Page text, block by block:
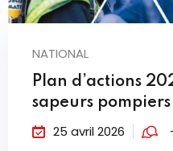
NATIONAL
Plan d’actions
sapeurs
25 avril 2026